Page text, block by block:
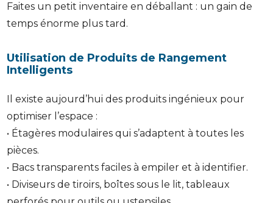
Faites un petit inventaire en déballant : un gain de
temps énorme plus tard.
Utilisation de Produits de Rangement
Intelligents
Il existe aujourd’hui des produits ingénieux pour
optimiser l’espace :
• Étagères modulaires qui s’adaptent à toutes les
pièces.
• Bacs transparents faciles à empiler et à identifier.
• Diviseurs de tiroirs, boîtes sous le lit, tableaux